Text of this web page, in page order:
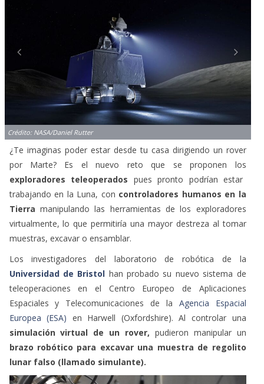
Crédito: NASA/Daniel Rutter
¿Te imaginas poder estar desde tu casa dirigiendo un rover
por Marte? Es el nuevo reto que se proponen los
exploradores teleoperados pues pronto podrían estar
trabajando en la Luna, con controladores humanos en la
Tierra manipulando las herramientas de los exploradores
virtualmente, lo que permitiría una mayor destreza al tomar
muestras, excavar o ensamblar.
Los investigadores del laboratorio de robótica de la
Universidad de Bristol han probado su nuevo sistema de
teleoperaciones en el Centro Europeo de Aplicaciones
Espaciales y Telecomunicaciones de la Agencia Espacial
Europea (ESA) en Harwell (Oxfordshire). Al controlar una
simulación virtual de un rover, pudieron manipular un
brazo robótico para excavar una muestra de regolito
lunar falso (llamado simulante).